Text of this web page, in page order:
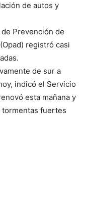
de autos y
de Prevención de
registró casi
de sur a
indicó el Servicio
esta mañana y
tormentas fuertes